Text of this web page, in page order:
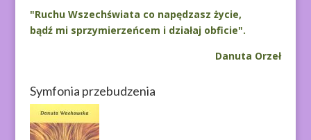
"Ruchu Wszechświata co napędzasz życie,
bądź mi sprzymierzeńcem i działaj obficie".
Danuta Orzeł
Symfonia przebudzenia